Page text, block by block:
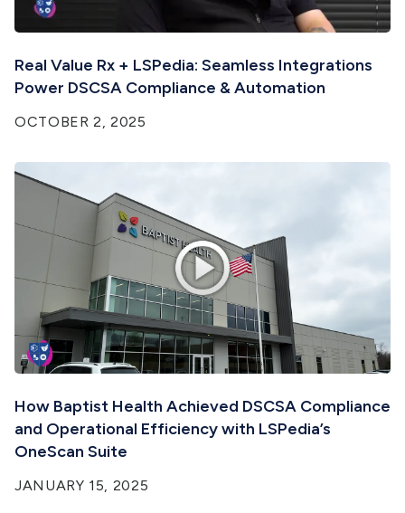
Real Value Rx + LSPedia: Seamless Integrations
Power DSCSA Compliance & Automation
OCTOBER 2, 2025
How Baptist Health Achieved DSCSA Compliance
and Operational Efficiency with LSPedia’s
OneScan Suite
JANUARY 15, 2025